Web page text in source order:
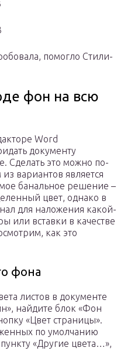
помогло Стили-
фон на всю
Word
документу
Сделать это можно по-
вариантов является
банальное решение –
цвет, однако в
для наложения какой-
или вставки в качестве
как это
фона
листов в документе
найдите блок «Фон
«Цвет страницы».
по умолчанию
«Другие цвета…»,